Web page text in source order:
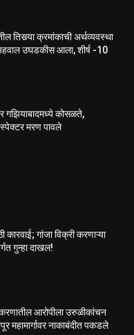
तिसर्‍या क्रमांकाची अर्थव्यवस्था
उघडकीस आला, शीर्ष -10
गझियाबादमध्ये कोसळते,
मरण पावले
कारवाई; गांजा विक्री करणाऱ्या
गुन्हा दाखल!
आरोपीला उरुळीकांचन
महामार्गावर नाकाबंदीत पकडले